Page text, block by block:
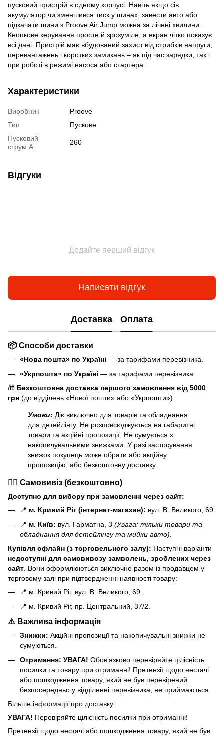
пусковий пристрій в одному корпусі. Навіть якщо сів
акумулятор чи зменшився тиск у шинах, завести авто або
підкачати шини з Proove Air Jump можна за лічені хвилини.
Кнопкове керування просте й зрозуміле, а екран чітко показує
всі дані. Пристрій має вбудований захист від стрибків напруги,
перевантажень і коротких замикань – як під час зарядки, так і
при роботі в режимі насоса або стартера.
Характеристики
Виробник
Proove
Тип
Пускове
Пусковий
струм,А
260
Відгуки
Додайте перший відгук
Написати відгук
Доставка Оплата
📦 Способи доставки
«Нова пошта» по Україні — за тарифами перевізника.
«Укрпошта» по Україні — за тарифами перевізника.
🎁 Безкоштовна доставка першого замовлення від 5000
грн (до відділень «Нової пошти» або «Укрпошти»).
Умови: Діє виключно для товарів та обладнання
для детейлінгу. Не розповсюджується на габаритні
товари та акційні пропозиції. Не сумується з
накопичувальними знижками. У разі застосування
знижок покупець може обрати або акційну
пропозицію, або безкоштовну доставку.
🏃‍♂️ Самовивіз (безкоштовно)
Доступно для вибору при замовленні через сайт:
📍 м. Кривий Ріг (інтернет-магазин): вул. В. Великого, 69.
📍 м. Київ: вул. Гарматна, 3 (Увага: тільки товари та
обладнання для детейлінгу та мийки авто)
Купівля офлайн (з торговельного залу): Наступні варіанти
недоступні для самовивозу замволень, зроблених через
сайт . Вони оформлюються виключно разом із продавцем у
торговому залі при підтвердженні наявності товару:
📍 м. Кривий Ріг, вул. В. Великого, 69.
📍 м. Кривий Ріг, пр. Центральний, 37/2.
⚠️ Важлива інформація
Знижки: Акційні пропозиції та накопичувальні знижки не
сумуються.
Отримання: УВАГА! Обов'язково перевіряйте цілісність
посилки та товару при отриманні! Претензії щодо нестачі
або пошкодження товару, який не був перевірений
безпосередньо у відділенні перевізника, не приймаються.
Більше інформації про доставку
УВАГА! Перевіряйте цілісність посилки при отриманні!
Претензії щодо нестачі або пошкодження товару, який не був